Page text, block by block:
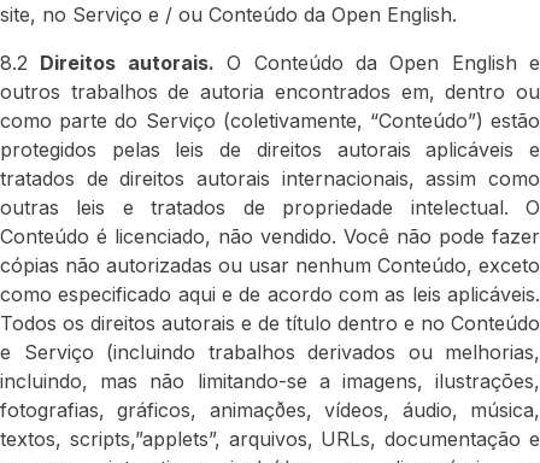
site, no Serviço e / ou Conteúdo da Open English.
8.2 Direitos autorais. O Conteúdo da Open English e
outros trabalhos de autoria encontrados em, dentro ou
como parte do Serviço (coletivamente, “Conteúdo”) estão
protegidos pelas leis de direitos autorais aplicáveis e
tratados de direitos autorais internacionais, assim como
outras leis e tratados de propriedade intelectual. O
Conteúdo é licenciado, não vendido. Você não pode fazer
cópias não autorizadas ou usar nenhum Conteúdo, exceto
como especificado aqui e de acordo com as leis aplicáveis.
Todos os direitos autorais e de título dentro e no Conteúdo
e Serviço (incluindo trabalhos derivados ou melhorias,
incluindo, mas não limitando-se a imagens, ilustrações,
fotografias, gráficos, animaçðes, vídeos, áudio, música,
textos, scripts,”applets”, arquivos, URLs, documentação e